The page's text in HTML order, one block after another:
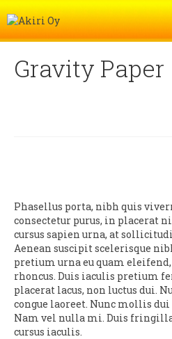
Gravity Paper
Phasellus porta, nibh quis
consectetur purus, in placerat
cursus sapien urna, at
Aenean suscipit scelerisque
pretium urna eu quam
rhoncus. Duis iaculis pretium
placerat lacus, non luctus dui.
congue laoreet. Nunc mollis dui
Nam vel nulla mi. Duis
cursus iaculis.